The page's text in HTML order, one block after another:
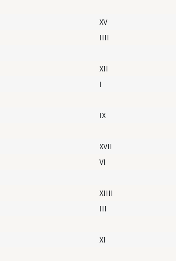
XV
IIII
XII
I
IX
XVII
VI
XIIII
III
XI